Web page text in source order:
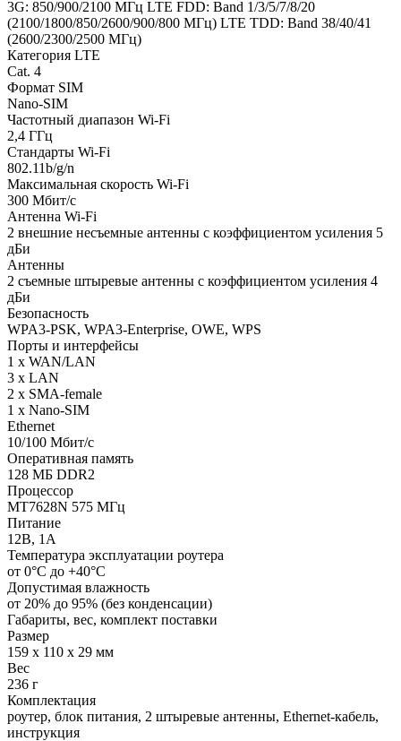
3G: 850/900/2100 МГц LTE FDD: Band 1/3/5/7/8/20
(2100/1800/850/2600/900/800 МГц) LTE TDD: Band 38/40/41
(2600/2300/2500 МГц)
Категория LTE
Cat. 4
Формат SIM
Nano-SIM
Частотный диапазон Wi-Fi
2,4 ГГц
Стандарты Wi-Fi
802.11b/g/n
Максимальная скорость Wi-Fi
300 Мбит/с
Антенна Wi-Fi
2 внешние несъемные антенны с коэффициентом усиления 5
дБи
Антенны
2 съемные штыревые антенны с коэффициентом усиления 4
дБи
Безопасность
WPA3-PSK, WPA3-Enterprise, OWE, WPS
Порты и интерфейсы
1 x WAN/LAN
3 x LAN
2 x SMA-female
1 x Nano-SIM
Ethernet
10/100 Мбит/с
Оперативная память
128 МБ DDR2
Процессор
MT7628N 575 МГц
Питание
12В, 1А
Температура эксплуатации роутера
от 0°С до +40°С
Допустимая влажность
от 20% до 95% (без конденсации)
Габариты, вес, комплект поставки
Размер
159 x 110 x 29 мм
Вес
236 г
Комплектация
роутер, блок питания, 2 штыревые антенны, Ethernet-кабель,
инструкция